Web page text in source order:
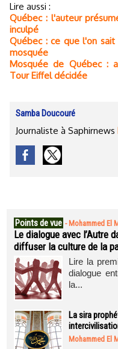
Lire aussi :
Québec : l'auteur
inculpé
Québec : ce que l'on
mosquée
Mosquée de Québec :
Tour Eiffel décidée
Samba Doucouré
Journaliste à Saphirnews
Points de vue - Mohammed El
Le dialogue avec l’Autre
diffuser la culture de la
Lire la
dialogue
la...
La sira
Mohammed El